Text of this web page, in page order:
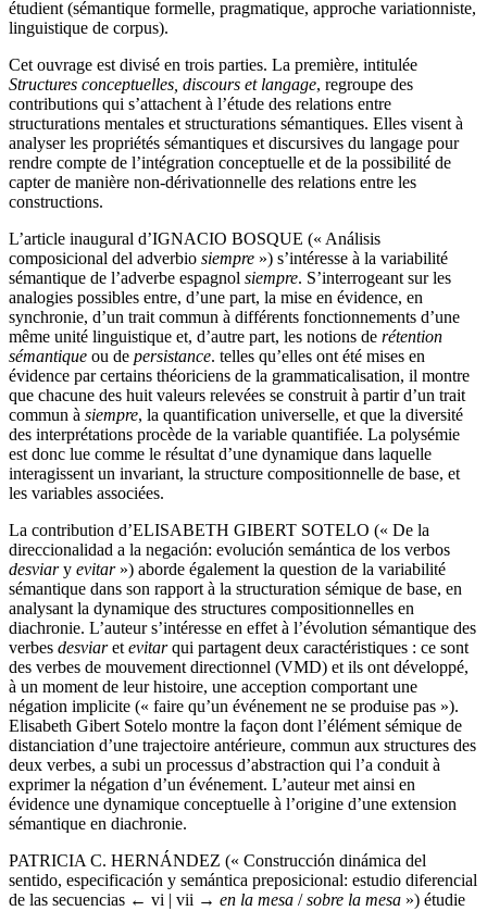
étudient (sémantique formelle, pragmatique, approche variationniste,
linguistique de corpus).
Cet ouvrage est divisé en trois parties. La première, intitulée
Structures conceptuelles, discours et langage, regroupe des
contributions qui s’attachent à l’étude des relations entre
structurations mentales et structurations sémantiques. Elles visent à
analyser les propriétés sémantiques et discursives du langage pour
rendre compte de l’intégration conceptuelle et de la possibilité de
capter de manière non-dérivationnelle des relations entre les
constructions.
L’article inaugural d’IGNACIO BOSQUE (« Análisis
composicional del adverbio siempre ») s’intéresse à la variabilité
sémantique de l’adverbe espagnol siempre. S’interrogeant sur les
analogies possibles entre, d’une part, la mise en évidence, en
synchronie, d’un trait commun à différents fonctionnements d’une
même unité linguistique et, d’autre part, les notions de rétention
sémantique ou de persistance. telles qu’elles ont été mises en
évidence par certains théoriciens de la grammaticalisation, il montre
que chacune des huit valeurs relevées se construit à partir d’un trait
commun à siempre, la quantification universelle, et que la diversité
des interprétations procède de la variable quantifiée. La polysémie
est donc lue comme le résultat d’une dynamique dans laquelle
interagissent un invariant, la structure compositionnelle de base, et
les variables associées.
La contribution d’ELISABETH GIBERT SOTELO (« De la
direccionalidad a la negación: evolución semántica de los verbos
desviary evitar») aborde également la question de la variabilité
sémantique dans son rapport à la structuration sémique de base, en
analysant la dynamique des structures compositionnelles en
diachronie. L’auteur s’intéresse en effet à l’évolution sémantique des
verbes desviaret evitarqui partagent deux caractéristiques : ce sont
des verbes de mouvement directionnel (VMD) et ils ont développé,
à un moment de leur histoire, une acception comportant une
négation implicite (« faire qu’un événement ne se produise pas »).
Elisabeth Gibert Sotelo montre la façon dont l’élément sémique de
distanciation d’une trajectoire antérieure, commun aux structures des
deux verbes, a subi un processus d’abstraction qui l’a conduit à
exprimer la négation d’un événement. L’auteur met ainsi en
évidence une dynamique conceptuelle à l’origine d’une extension
sémantique en diachronie.
PATRICIA C. HERNÁNDEZ (« Construcción dinámica del
sentido, especificación y semántica preposicional: estudio diferencial
de las secuencias ← vi | vii → en la mesa /sobre la mesa ») étudie